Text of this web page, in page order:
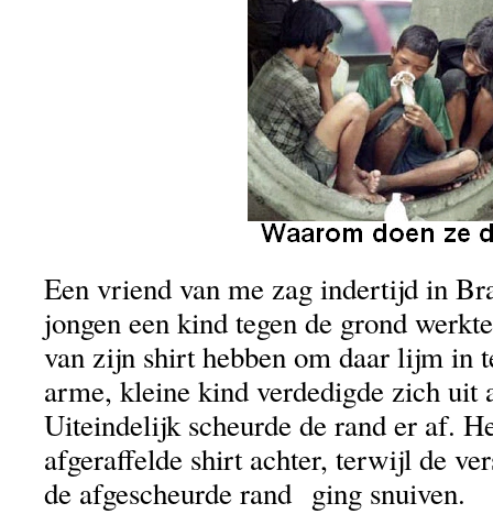
Een vriend van me zag indertijd in
jongen een kind tegen de grond
van zijn shirt hebben om daar lijm in
arme, kleine kind verdedigde zich uit
Uiteindelijk scheurde de rand er af.
afgeraffelde shirt achter, terwijl de
de afgescheurde rand ging snuiven.